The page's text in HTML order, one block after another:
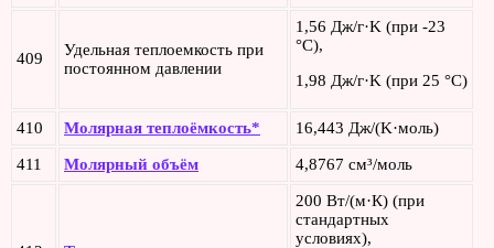
409
Удельная теплоемкость при
постоянном давлении
1,56 Дж/г·K (при -23
°C),
1,98 Дж/г·K (при 25 °C)
410 Молярная теплоёмкость* 16,443 Дж/(K·моль)
411 Молярный объём 4,8767 см³/моль
200 Вт/(м·К) (при
стандартных
условиях),